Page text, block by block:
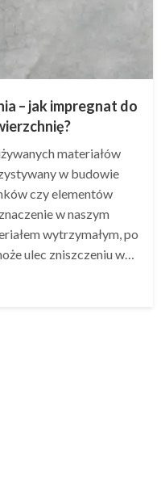
– jak impregnat do
materiałów
w budowie
czy elementów
w naszym
wytrzymałym, po
ulec zniszczeniu w…